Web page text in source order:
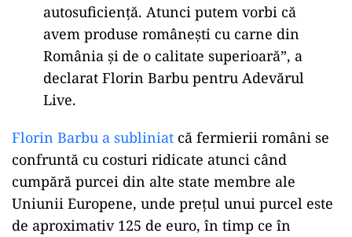
autosuficiență. Atunci putem vorbi că
avem produse românești cu carne din
România și de o calitate superioară”, a
declarat Florin Barbu pentru Adevărul
Live.
Florin Barbu a subliniat că fermierii români se
confruntă cu costuri ridicate atunci când
cumpără purcei din alte state membre ale
Uniunii Europene, unde prețul unui purcel este
de aproximativ 125 de euro, în timp ce în